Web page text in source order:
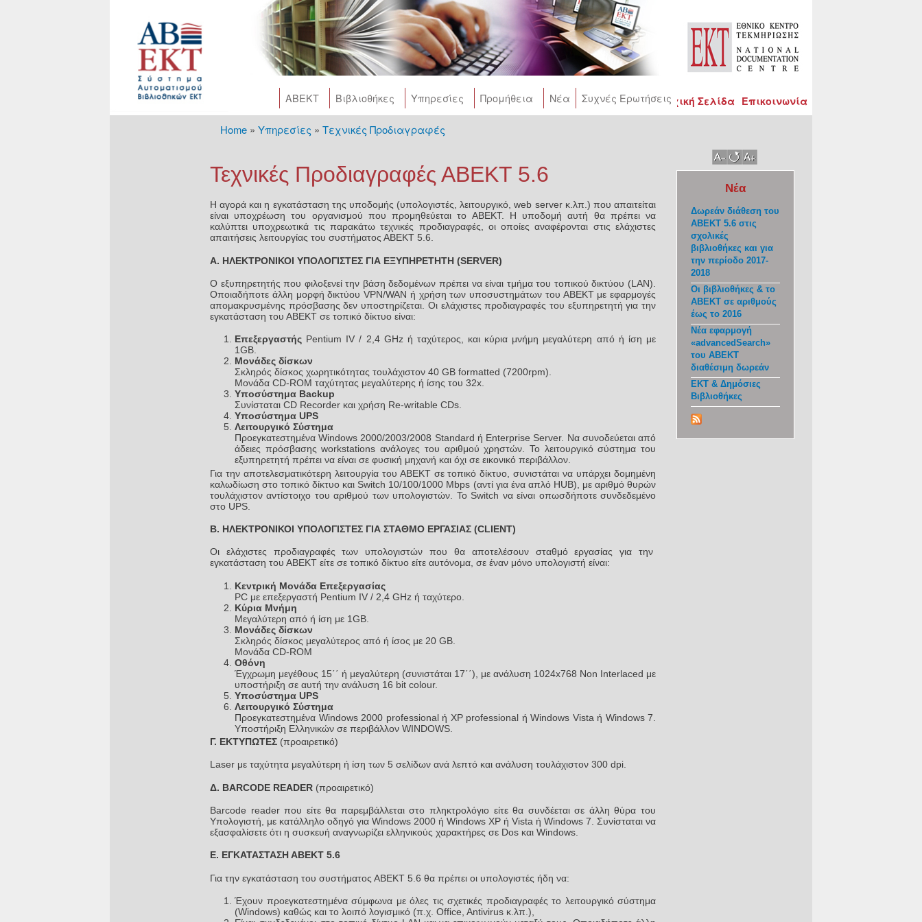
Skip to
main
content
AΒΕΚΤ Βιβλιοθήκες Υπηρεσίες Προμήθεια Νέα Συχνές ΕρωτήσειςΑρχική Σελίδα Επικοινωνία
Home » Υπηρεσίες » Τεχνικές Προδιαγραφές
Τεχνικές Προδιαγραφές ΑΒΕΚΤ 5.6
Η αγορά και η εγκατάσταση της υποδομής (υπολογιστές, λειτουργικό, web server κ.λπ.) που απαιτείται
είναι υποχρέωση του οργανισμού που προμηθεύεται το ΑΒΕΚΤ. Η υποδομή αυτή θα πρέπει να
καλύπτει υποχρεωτικά τις παρακάτω τεχνικές προδιαγραφές, οι οποίες αναφέρονται στις ελάχιστες
απαιτήσεις λειτουργίας του συστήματος ΑΒΕΚΤ 5.6.
Α. ΗΛΕΚΤΡΟΝΙΚΟΙ ΥΠΟΛΟΓΙΣΤΕΣ ΓΙΑ ΕΞΥΠΗΡΕΤΗΤΗ (SERVER)
Ο εξυπηρετητής που φιλοξενεί την βάση δεδομένων πρέπει να είναι τμήμα του τοπικού δικτύου (LAN).
Οποιαδήποτε άλλη μορφή δικτύου VPN/WAN ή χρήση των υποσυστημάτων του ΑΒΕΚΤ με εφαρμογές
απομακρυσμένης πρόσβασης δεν υποστηρίζεται. Οι ελάχιστες προδιαγραφές του εξυπηρετητή για την
εγκατάσταση του ΑΒΕΚΤ σε τοπικό δίκτυο είναι:
Επεξεργαστής Pentium IV / 2,4 GHz ή ταχύτερος, και κύρια μνήμη μεγαλύτερη από ή ίση με
1GB.
Μονάδες δίσκων
Σκληρός δίσκος χωρητικότητας τουλάχιστον 40 GB formatted (7200rpm).
Μονάδα CD-ROM ταχύτητας μεγαλύτερης ή ίσης του 32x.
Υποσύστημα Backup
Συνίσταται CD Recorder και χρήση Re-writable CDs.
Υποσύστημα UPS
Λειτουργικό Σύστημα
Προεγκατεστημένα Windows 2000/2003/2008 Standard ή Enterprise Server. Να συνοδεύεται από
άδειες πρόσβασης workstations ανάλογες του αριθμού χρηστών. Το λειτουργικό σύστημα του
εξυπηρετητή πρέπει να είναι σε φυσική μηχανή και όχι σε εικονικό περιβάλλον.
Για την αποτελεσματικότερη λειτουργία του ΑΒΕΚΤ σε τοπικό δίκτυο, συνιστάται να υπάρχει δομημένη
καλωδίωση στο τοπικό δίκτυο και Switch 10/100/1000 Mbps (αντί για ένα απλό HUB), με αριθμό θυρών
τουλάχιστον αντίστοιχο του αριθμού των υπολογιστών. Το Switch να είναι οπωσδήποτε συνδεδεμένο
στο UPS.
Β. ΗΛΕΚΤΡΟΝΙΚΟΙ ΥΠΟΛΟΓΙΣΤΕΣ ΓΙΑ ΣΤΑΘΜΟ ΕΡΓΑΣΙΑΣ (CLIENT)
Οι ελάχιστες προδιαγραφές των υπολογιστών που θα αποτελέσουν σταθμό εργασίας για την
εγκατάσταση του ΑΒΕΚΤ είτε σε τοπικό δίκτυο είτε αυτόνομα, σε έναν μόνο υπολογιστή είναι:
Κεντρική Μονάδα Επεξεργασίας
PC με επεξεργαστή Pentium IV / 2,4 GHz ή ταχύτερο.
Κύρια Μνήμη
Μεγαλύτερη από ή ίση με 1GB.
Μονάδες δίσκων
Σκληρός δίσκος μεγαλύτερος από ή ίσος με 20 GB.
Μονάδα CD-ROM
Οθόνη
Έγχρωμη μεγέθους 15΄΄ ή μεγαλύτερη (συνιστάται 17΄΄), με ανάλυση 1024x768 Non Interlaced με
υποστήριξη σε αυτή την ανάλυση 16 bit colour.
Υποσύστημα UPS
Λειτουργικό Σύστημα
Προεγκατεστημένα Windows 2000 professional ή XP professional ή Windows Vista ή Windows 7.
Υποστήριξη Ελληνικών σε περιβάλλον WINDOWS.
Γ. ΕΚΤΥΠΩΤΕΣ (προαιρετικό)
Laser με ταχύτητα μεγαλύτερη ή ίση των 5 σελίδων ανά λεπτό και ανάλυση τουλάχιστον 300 dpi.
Δ. BARCODE READER (προαιρετικό)
Barcode reader που είτε θα παρεμβάλλεται στο πληκτρολόγιο είτε θα συνδέεται σε άλλη θύρα του
Υπολογιστή, με κατάλληλο οδηγό για Windows 2000 ή Windows XP ή Vista ή Windows 7. Συνίσταται να
εξασφαλίσετε ότι η συσκευή αναγνωρίζει ελληνικούς χαρακτήρες σε Dos και Windows.
Ε. ΕΓΚΑΤΑΣΤΑΣΗ ΑΒΕΚΤ 5.6
Για την εγκατάσταση του συστήματος ΑΒΕΚΤ 5.6 θα πρέπει οι υπολογιστές ήδη να:
Έχουν προεγκατεστημένα σύμφωνα με όλες τις σχετικές προδιαγραφές το λειτουργικό σύστημα
(Windows) καθώς και το λοιπό λογισμικό (π.χ. Office, Antivirus κ.λπ.),
Νέα
Δωρεάν διάθεση του
ΑΒΕΚΤ 5.6 στις
σχολικές
βιβλιοθήκες και για
την περίοδο 2017-
2018
Οι βιβλιοθήκες & το
ΑΒΕΚΤ σε αριθμούς
έως το 2016
Νέα εφαρμογή
«advancedSearch»
του ΑΒΕΚΤ
διαθέσιμη δωρεάν
ΕΚΤ & Δημόσιες
Βιβλιοθήκες